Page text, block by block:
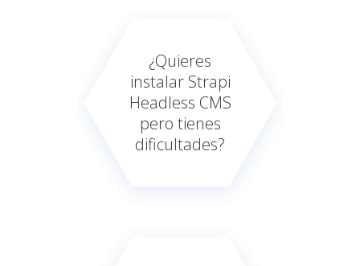
¿Quieres
instalar Strapi
Headless CMS
pero tienes
dificultades?